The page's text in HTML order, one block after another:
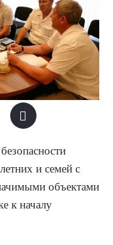
и семей с
объектами
к началу